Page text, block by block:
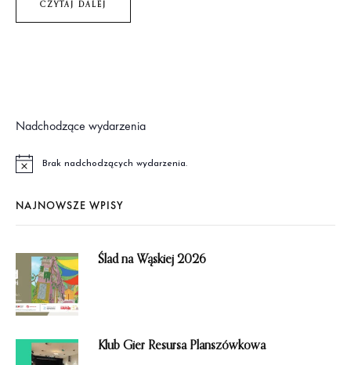
CZYTAJ DALEJ
Nadchodzące wydarzenia
m
i
e
n
i
e
Brak nadchodzących wydarzenia.
NAJNOWSZE WPISY
Ślad na Wąskiej 2026
Klub Gier Resursa Planszówkowa